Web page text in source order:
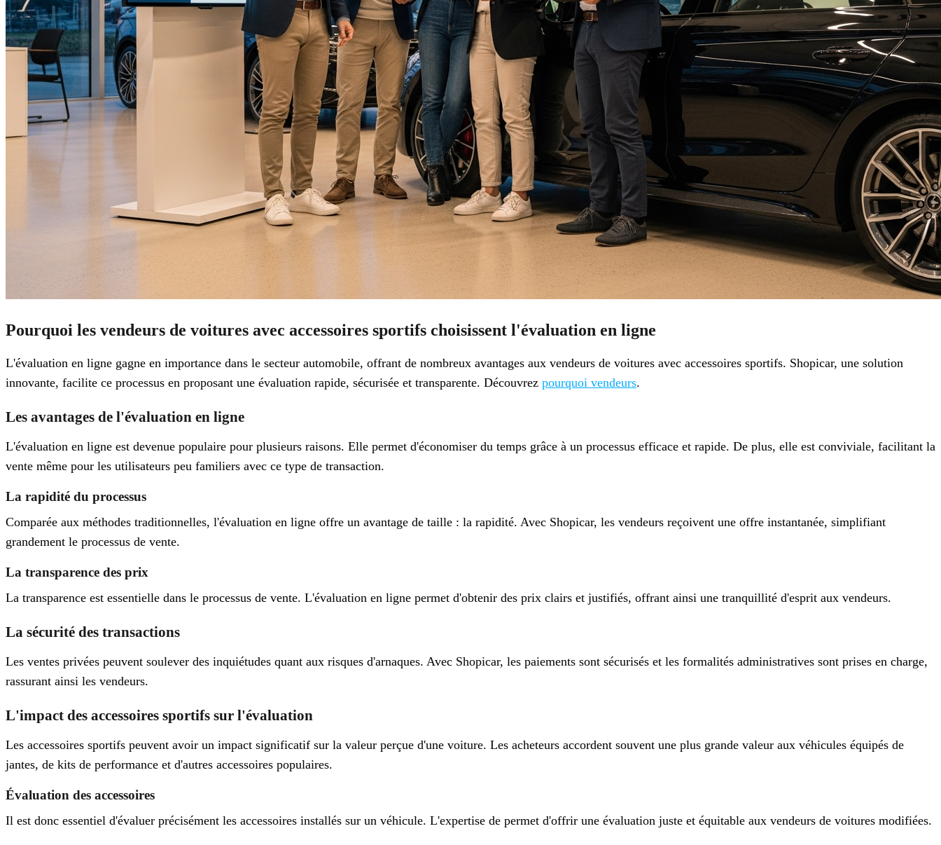
Pourquoi les vendeurs de voitures avec accessoires sportifs choisissent l'évaluation en ligne
L'évaluation en ligne gagne en importance dans le secteur automobile, offrant de nombreux avantages aux vendeurs de voitures avec accessoires sportifs. Shopicar, une solution
innovante, facilite ce processus en proposant une évaluation rapide, sécurisée et transparente. Découvrez pourquoi vendeurs.
Les avantages de l'évaluation en ligne
L'évaluation en ligne est devenue populaire pour plusieurs raisons. Elle permet d'économiser du temps grâce à un processus efficace et rapide. De plus, elle est conviviale, facilitant la
vente même pour les utilisateurs peu familiers avec ce type de transaction.
La rapidité du processus
Comparée aux méthodes traditionnelles, l'évaluation en ligne offre un avantage de taille : la rapidité. Avec Shopicar, les vendeurs reçoivent une offre instantanée, simplifiant
grandement le processus de vente.
La transparence des prix
La transparence est essentielle dans le processus de vente. L'évaluation en ligne permet d'obtenir des prix clairs et justifiés, offrant ainsi une tranquillité d'esprit aux vendeurs.
La sécurité des transactions
Les ventes privées peuvent soulever des inquiétudes quant aux risques d'arnaques. Avec Shopicar, les paiements sont sécurisés et les formalités administratives sont prises en charge,
rassurant ainsi les vendeurs.
L'impact des accessoires sportifs sur l'évaluation
Les accessoires sportifs peuvent avoir un impact significatif sur la valeur perçue d'une voiture. Les acheteurs accordent souvent une plus grande valeur aux véhicules équipés de
jantes, de kits de performance et d'autres accessoires populaires.
Évaluation des accessoires
Il est donc essentiel d'évaluer précisément les accessoires installés sur un véhicule. L'expertise de permet d'offrir une évaluation juste et équitable aux vendeurs de voitures modifiées.